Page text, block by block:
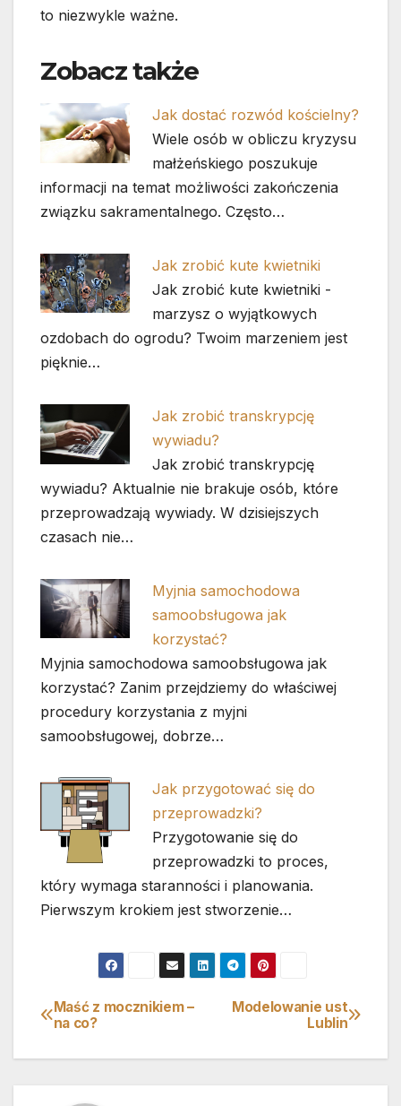
to niezwykle ważne.
Zobacz także
Jak dostać rozwód kościelny?
Wiele osób w obliczu kryzysu
małżeńskiego poszukuje
informacji na temat możliwości zakończenia
związku sakramentalnego. Często…
Jak zrobić kute kwietniki
Jak zrobić kute kwietniki -
marzysz o wyjątkowych
ozdobach do ogrodu? Twoim marzeniem jest
pięknie…
Jak zrobić transkrypcję
wywiadu?
Jak zrobić transkrypcję
wywiadu? Aktualnie nie brakuje osób, które
przeprowadzają wywiady. W dzisiejszych
czasach nie…
Myjnia samochodowa
samoobsługowa jak
korzystać?
Myjnia samochodowa samoobsługowa jak
korzystać? Zanim przejdziemy do właściwej
procedury korzystania z myjni
samoobsługowej, dobrze…
Jak przygotować się do
przeprowadzki?
Przygotowanie się do
przeprowadzki to proces,
który wymaga staranności i planowania.
Pierwszym krokiem jest stworzenie…
Nawigacja
wpisu
Modelowanie ust
Lublin
Maść z mocznikiem –
na co?